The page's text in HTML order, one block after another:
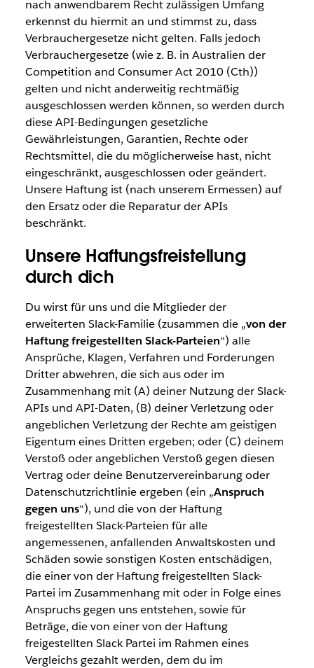
nach anwendbarem Recht zulässigen Umfang
erkennst du hiermit an und stimmst zu, dass
Verbrauchergesetze nicht gelten. Falls jedoch
Verbrauchergesetze (wie z. B. in Australien der
Competition and Consumer Act 2010 (Cth))
gelten und nicht anderweitig rechtmäßig
ausgeschlossen werden können, so werden durch
diese API-Bedingungen gesetzliche
Gewährleistungen, Garantien, Rechte oder
Rechtsmittel, die du möglicherweise hast, nicht
eingeschränkt, ausgeschlossen oder geändert.
Unsere Haftung ist (nach unserem Ermessen) auf
den Ersatz oder die Reparatur der APIs
beschränkt.
Unsere Haftungsfreistellung
durch dich
Du wirst für uns und die Mitglieder der
erweiterten Slack-Familie (zusammen die „von der
Haftung freigestellten Slack-Parteien“) alle
Ansprüche, Klagen, Verfahren und Forderungen
Dritter abwehren, die sich aus oder im
Zusammenhang mit (A) deiner Nutzung der Slack-
APIs und API-Daten, (B) deiner Verletzung oder
angeblichen Verletzung der Rechte am geistigen
Eigentum eines Dritten ergeben; oder (C) deinem
Verstoß oder angeblichen Verstoß gegen diesen
Vertrag oder deine Benutzervereinbarung oder
Datenschutzrichtlinie ergeben (ein „Anspruch
gegen uns“), und die von der Haftung
freigestellten Slack-Parteien für alle
angemessenen, anfallenden Anwaltskosten und
Schäden sowie sonstigen Kosten entschädigen,
die einer von der Haftung freigestellten Slack-
Partei im Zusammenhang mit oder in Folge eines
Anspruchs gegen uns entstehen, sowie für
Beträge, die von einer von der Haftung
freigestellten Slack Partei im Rahmen eines
Vergleichs gezahlt werden, dem du im